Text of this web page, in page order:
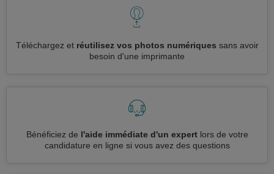
Téléchargez et réutilisez vos photos numériques sans avoir
besoin d'une imprimante
Bénéficiez de l'aide immédiate d'un expertlors de votre
candidature en ligne si vous avez des questions